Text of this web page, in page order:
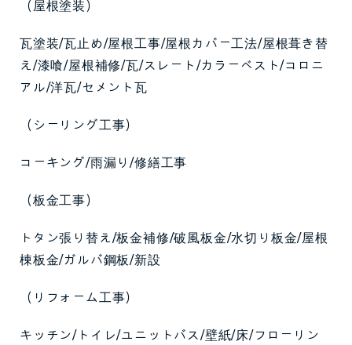
（屋根塗装）
瓦塗装/瓦止め/屋根工事/屋根カバー工法/屋根葺き替
え/漆喰/屋根補修/瓦/スレート/カラーベスト/コロニ
アル/洋瓦/セメント瓦
（シーリング工事）
コーキング/雨漏り/修繕工事
（板金工事）
トタン張り替え/板金補修/破風板金/水切り板金/屋根
棟板金/ガルバ鋼板/新設
（リフォーム工事）
キッチン/トイレ/ユニットバス/壁紙/床/フローリン